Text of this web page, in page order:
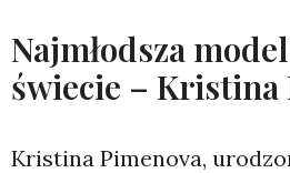
Najmłodsza
świecie – Kristina
Kristina Pimenova,